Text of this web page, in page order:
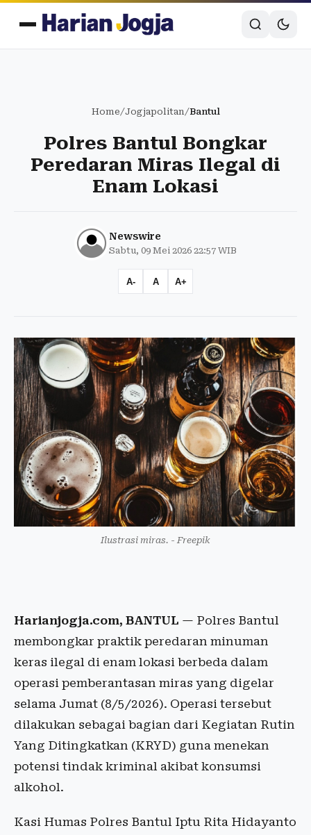
Home/Jogjapolitan/Bantul
Polres Bantul Bongkar
Peredaran Miras Ilegal di
Enam Lokasi
Newswire
Sabtu, 09 Mei 2026 22:57 WIB
A- A A+
Ilustrasi miras. - Freepik
Harianjogja.com, BANTUL — Polres Bantul
membongkar praktik peredaran minuman
keras ilegal di enam lokasi berbeda dalam
operasi pemberantasan miras yang digelar
selama Jumat (8/5/2026). Operasi tersebut
dilakukan sebagai bagian dari Kegiatan Rutin
Yang Ditingkatkan (KRYD) guna menekan
potensi tindak kriminal akibat konsumsi
alkohol.
Kasi Humas Polres Bantul Iptu Rita Hidayanto